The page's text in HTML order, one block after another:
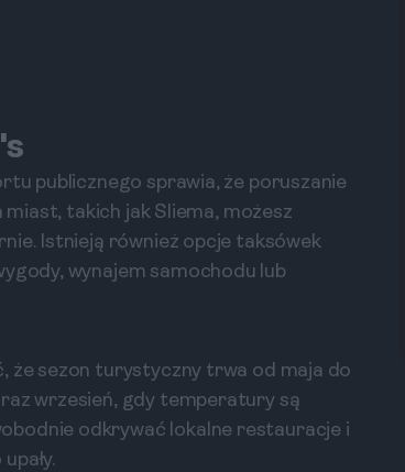
publicznego sprawia, że poruszanie
takich jak Sliema, możesz
Istnieją również opcje taksówek
wynajem samochodu lub
że sezon turystyczny trwa od maja do
wrzesień, gdy temperatury są
odkrywać lokalne restauracje i